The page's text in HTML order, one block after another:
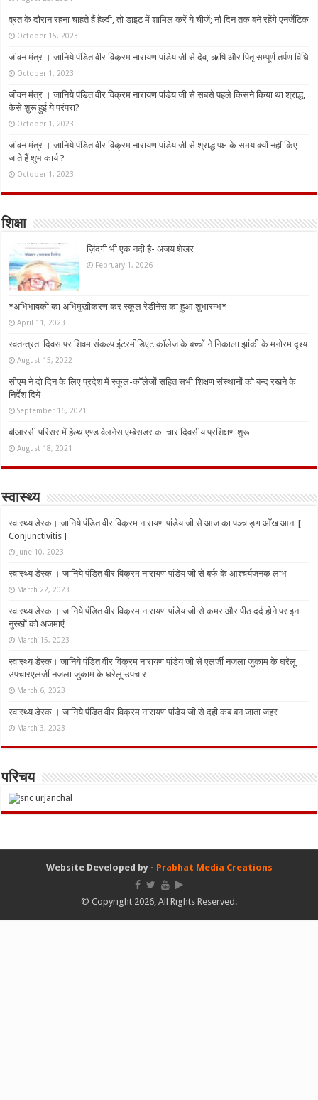
व्रत के दौरान रहना चाहते हैं हेल्दी, तो डाइट में शामिल करें ये चीजें; नौ दिन तक बने रहेंगे एनर्जेटिक
October 15, 2023
जीवन मंत्र । जानिये पंडित वीर विक्रम नारायण पांडेय जी से देव, ऋषि और पितृ सम्पूर्ण तर्पण विधि
October 1, 2023
जीवन मंत्र । जानिये पंडित वीर विक्रम नारायण पांडेय जी से सबसे पहले किसने किया था श्राद्ध,
कैसे शुरू हुई ये परंपरा?
October 1, 2023
जीवन मंत्र । जानिये पंडित वीर विक्रम नारायण पांडेय जी से श्राद्ध पक्ष के समय क्यों नहीं किए
जाते हैं शुभ कार्य ?
October 1, 2023
शिक्षा
ज़िंदगी भी एक नदी है- अजय शेखर
February 1, 2026
*अभिभावकों का अभिमुखीकरण कर स्कूल रेडीनेस का हुआ शुभारम्भ*
April 11, 2023
स्वतन्त्रता दिवस पर शिवम संकल्प इंटरमीडिएट कॉलेज के बच्चों ने निकाला झांकी के मनोरम दृश्य
August 15, 2022
सीएम ने दो दिन के लिए प्रदेश में स्कूल-कॉलेजों सहित सभी शिक्षण संस्थानों को बन्द रखने के
निर्देश दिये
September 16, 2021
बीआरसी परिसर में हेल्थ एण्ड वेलनेस एम्बेसडर का चार दिवसीय प्रशिक्षण शुरू
August 18, 2021
स्वास्थ्य
स्वास्थ्य डेस्क। जानिये पंडित वीर विक्रम नारायण पांडेय जी से आज का पञ्चाङ्ग आँख आना [
Conjunctivitis ]
June 10, 2023
स्वास्थ्य डेस्क । जानिये पंडित वीर विक्रम नारायण पांडेय जी से बर्फ के आश्चर्यजनक लाभ
March 22, 2023
स्वास्थ्य डेस्क । जानिये पंडित वीर विक्रम नारायण पांडेय जी से कमर और पीठ दर्द होने पर इन
नुस्‍खों को अजमाएं
March 15, 2023
स्वास्थ्य डेस्क। जानिये पंडित वीर विक्रम नारायण पांडेय जी से एलर्जी नजला जुकाम के घरेलू
उपचारएलर्जी नजला जुकाम के घरेलू उपचार
March 6, 2023
स्वास्थ्य डेस्क । जानिये पंडित वीर विक्रम नारायण पांडेय जी से दही कब बन जाता जहर
March 3, 2023
परिचय
Website Developed by - Prabhat Media Creations
© Copyright 2026, All Rights Reserved.